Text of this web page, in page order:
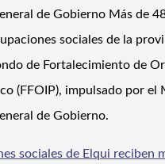
de Gobierno Más de
sociales de la
de Fortalecimiento de
(FFOIP), impulsado por el
de Gobierno.
sociales de Elqui reciben